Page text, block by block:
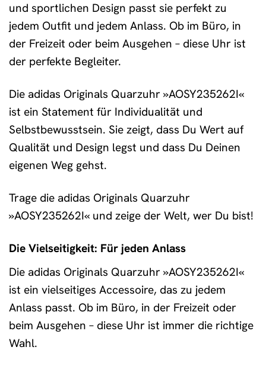
und sportlichen Design passt sie perfekt zu
jedem Outfit und jedem Anlass. Ob im Büro, in
der Freizeit oder beim Ausgehen – diese Uhr ist
der perfekte Begleiter.
Die adidas Originals Quarzuhr »AOSY235262I«
ist ein Statement für Individualität und
Selbstbewusstsein. Sie zeigt, dass Du Wert auf
Qualität und Design legst und dass Du Deinen
eigenen Weg gehst.
Trage die adidas Originals Quarzuhr
»AOSY235262I« und zeige der Welt, wer Du bist!
Die Vielseitigkeit: Für jeden Anlass
Die adidas Originals Quarzuhr »AOSY235262I«
ist ein vielseitiges Accessoire, das zu jedem
Anlass passt. Ob im Büro, in der Freizeit oder
beim Ausgehen – diese Uhr ist immer die richtige
Wahl.